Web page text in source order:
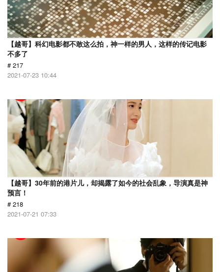
【越哥】科幻电影都不敢这么拍，神一样的男人，这样的传记电影
不多了
# 217
2021-07-23 10:44
【越哥】30年前的港片儿，却揭露了如今的社会乱象，导演真是神
预言！
# 218
2021-07-21 07:33